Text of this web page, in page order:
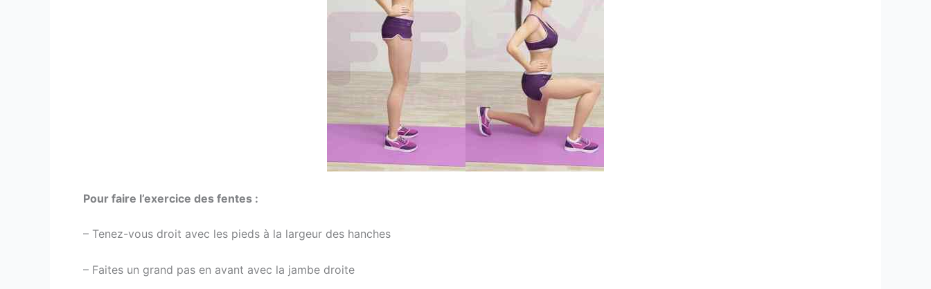
Pour faire l’exercice des fentes :
– Tenez-vous droit avec les pieds à la largeur des hanches
– Faites un grand pas en avant avec la jambe droite